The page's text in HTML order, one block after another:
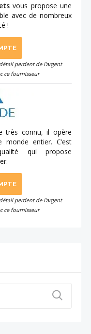
vous propose une
avec de nombreux
!
perdent de l'argent
ce fournisseur
très connu, il opère
monde entier. C’est
qui propose
perdent de l'argent
ce fournisseur